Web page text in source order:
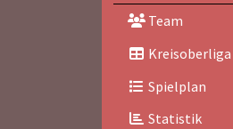
Team
Kreisoberliga
Spielplan
Statistik